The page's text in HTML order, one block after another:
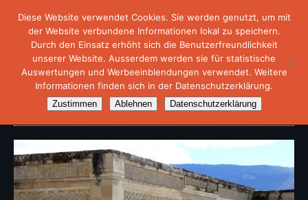
Archäologische Stätte „Mitla“
Diese Website verwendet Cookies. Sie werden genutzt, um mit
der Website verbundene Informationen lokal zu speichern.
Durch den Einsatz erhöht sich die Benutzerfreundlichkeit
unserer Website. Ausserdem werden sie für statistische
Auswertungen und Werbeeinblendungen verwendet. Weitere
Informationen finden sich in der Datenschutzerklärung.
Zustimmen Ablehnen Datenschutzerklärung